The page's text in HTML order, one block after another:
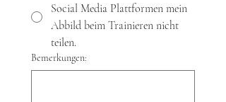
Social Media Plattformen mein
Abbild beim Trainieren nicht
teilen.
Bemerkungen: